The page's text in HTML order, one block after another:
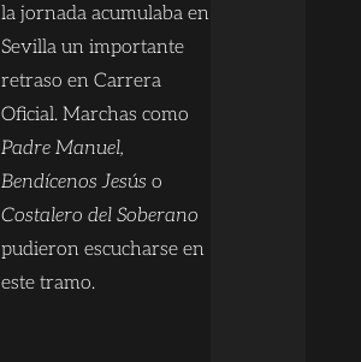
la jornada acumulaba en
Sevilla un importante
retraso en Carrera
Oficial. Marchas como
Padre Manuel,
Bendícenos Jesús o
Costalero del Soberano
pudieron escucharse en
este tramo.